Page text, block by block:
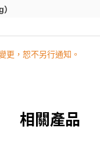
更，恕不另行通知。
相關產品